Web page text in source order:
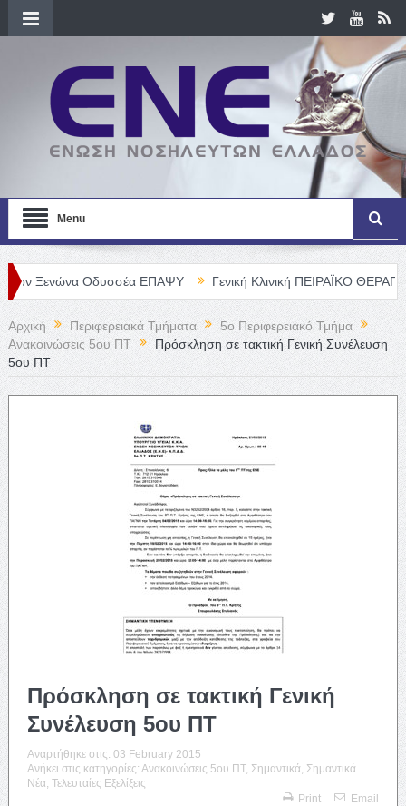
Menu
Οδυσσέα ΕΠΑΨΥ Γενική Κλινική ΠΕΙΡΑΪΚΟ ΘΕΡΑΠΕΥΤΗΡΙΟ
Αρχική Περιφερειακά Τμήματα
5o Περιφερειακό Τμήμα
Ανακοινώσεις 5ου ΠΤ
Πρόσκληση σε τακτική Γενική Συνέλευση
5ου ΠΤ
Πρόσκληση σε τακτική Γενική
Συνέλευση 5ου ΠΤ
Αναρτήθηκε στις: 03 February 2015
Ανήκει στις κατηγορίες: Ανακοινώσεις 5ου ΠΤ, Σημαντικά Σημαντικά
Νέα Τελευταίες Εξελίξεις
Print
Email